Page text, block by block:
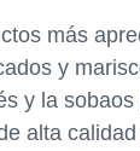
más
y
y la
alta